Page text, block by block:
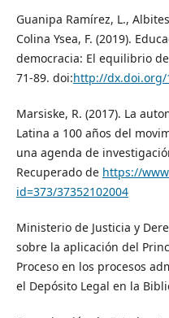
Guanipa Ramírez, L.,
Colina Ysea, F. (2019).
democracia: El equilibrio
71-89. doi:http://dx.doi.org/
Marsiske, R. (2017). La
Latina a 100 años del
una agenda de
Recuperado de https://
id=373/37352102004
Ministerio de Justicia y
sobre la aplicación del
Proceso en los procesos
el Depósito Legal en la